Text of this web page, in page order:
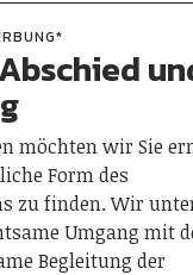
möchten wir Sie
Form des
zu finden. Wir
Umgang mit
Begleitung der